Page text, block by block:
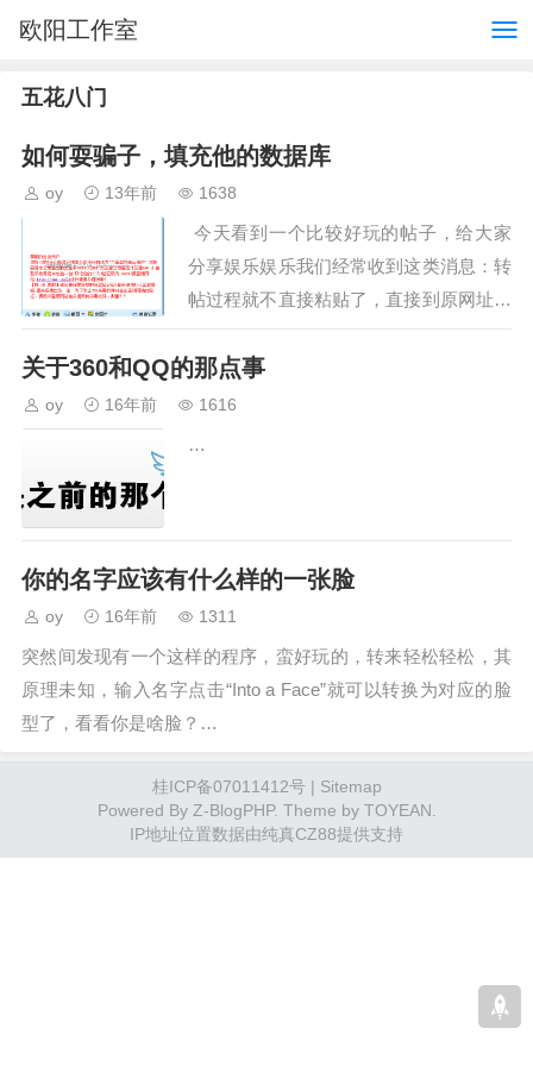
欧阳工作室
五花八门
如何耍骗子，填充他的数据库
oy 13年前 1638
今天看到一个比较好玩的帖子，给大家
分享娱乐娱乐我们经常收到这类消息：转
帖过程就不直接粘贴了，直接到原网址访
问即可，在这里只是起到一个传播的作用
文章的核心思想就是，把骗子的网页下载
到本地，但…
关于360和QQ的那点事
oy 16年前 1616
…
你的名字应该有什么样的一张脸
oy 16年前 1311
突然间发现有一个这样的程序，蛮好玩的，转来轻松轻松，其
原理未知，输入名字点击“Into a Face”就可以转换为对应的脸
型了，看看你是啥脸？…
桂ICP备07011412号| Sitemap
Powered By Z-BlogPHP. Theme by TOYEAN
IP地址位置数据由纯真CZ88提供支持